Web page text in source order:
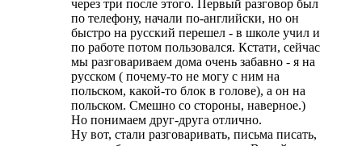
через три после этого. Первый разговор был
по телефону, начали по-английски, но он
быстро на русский перешел - в школе учил и
по работе потом пользовался. Кстати, сейчас
мы разговариваем дома очень забавно - я на
русском ( почему-то не могу с ним на
польском, какой-то блок в голове), а он на
польском. Смешно со стороны, наверное.)
Но понимаем друг-друга отлично.
Ну вот, стали разговаривать, письма писать,